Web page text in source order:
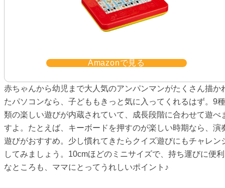
Amazonで見る
赤ちゃんから幼児まで大人気のアンパンマンがたくさん描か
たパソコンなら、子どももきっと気に入ってくれるはず。9種
類の楽しい遊びが内蔵されていて、成長段階に合わせて遊べ
すよ。たとえば、キーボードを押すのが楽しい時期なら、演
遊びがおすすめ。少し慣れてきたらクイズ遊びにもチャレン
してみましょう。10cmほどのミニサイズで、持ち運びに便利
なところも、ママにとってうれしいポイント♪